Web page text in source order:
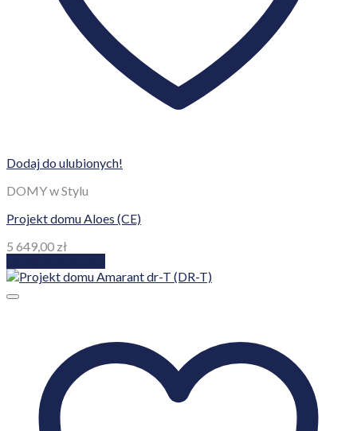
Dodaj do ulubionych!
DOMY w Stylu
Projekt domu Aloes (CE)
5 649,00 zł